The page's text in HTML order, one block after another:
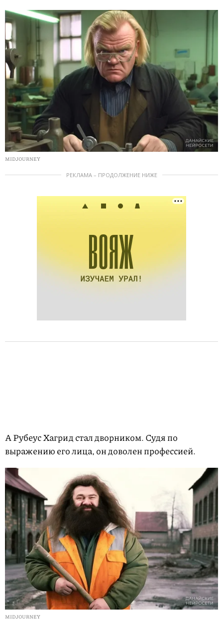
MIDJOURNEY
РЕКЛАМА – ПРОДОЛЖЕНИЕ НИЖЕ
А Рубеус Хагрид стал дворником. Судя по
выражению его лица, он доволен профессией.
MIDJOURNEY